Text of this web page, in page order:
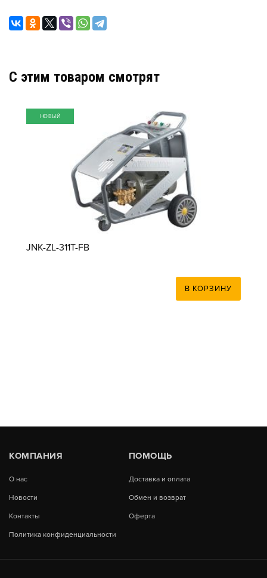
C этим товаром смотрят
НОВЫЙ
JNK-ZL-311T-FB
В КОРЗИНУ
КОМПАНИЯ
О нас
Новости
Контакты
Политика конфиденциальности
ПОМОЩЬ
Доставка и оплата
Обмен и возврат
Оферта